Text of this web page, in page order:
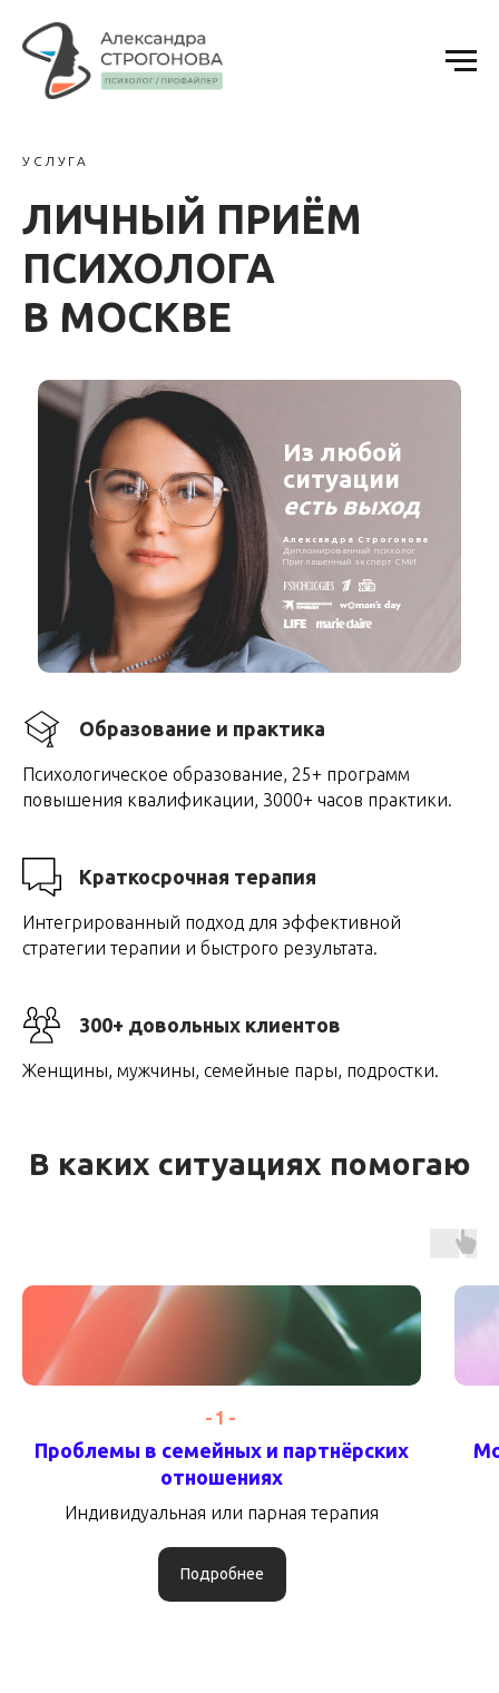
УСЛУГА
ЛИЧНЫЙ ПРИЁМ
ПСИХОЛОГА
В МОСКВЕ
Из любой
ситуации
есть выход
Александра Строгонова
Дипломированный психолог
Приглашенный эксперт СМИ
Образование и практика
Психологическое образование, 25+ программ
повышения квалификации, 3000+ часов практики.
Краткосрочная терапия
Интегрированный подход для эффективной
стратегии терапии и быстрого результата.
300+ довольных клиентов
Женщины, мужчины, семейные пары, подростки.
В каких ситуациях помогаю
-1-
Проблемы в семейных и партнёрских
отношениях
Индивидуальная или парная терапия
Подробнее